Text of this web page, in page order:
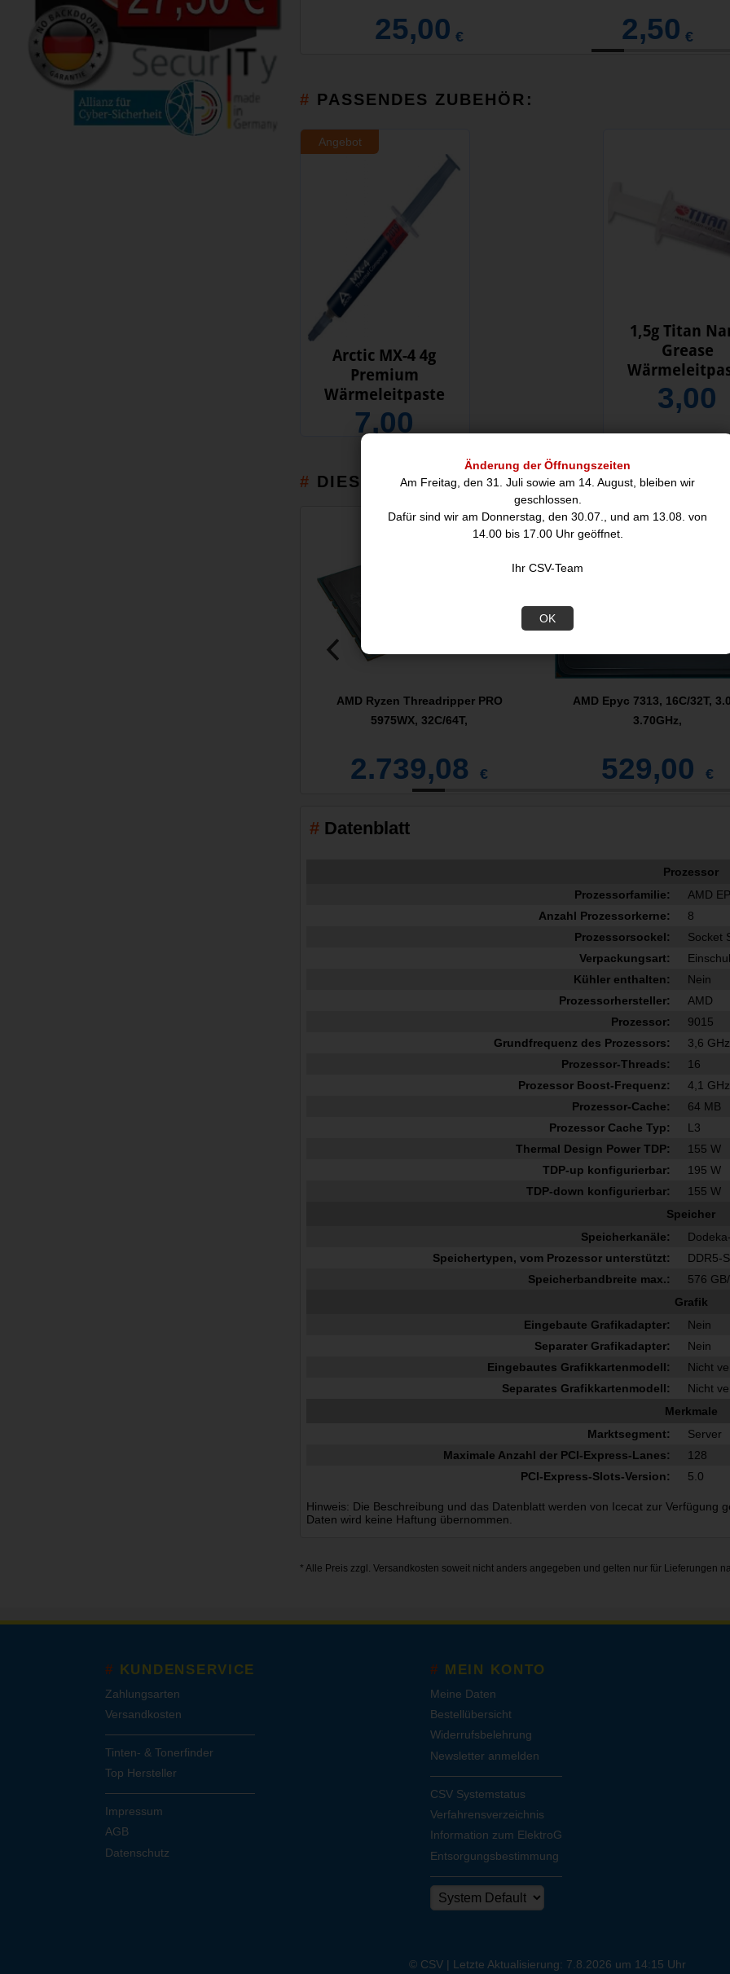
Änderung der Öffnungszeiten
Am Freitag, den 31. Juli sowie am 14. August, bleiben wir
geschlossen.
Dafür sind wir am Donnerstag, den 30.07., und am 13.08. von
14.00 bis 17.00 Uhr geöffnet.
Ihr CSV-Team
OK
25,00 € 2,50 €
PASSENDES ZUBEHÖR:
Angebot
Arctic MX-4 4g
Premium
Wärmeleitpaste
7,00
1,5g Titan
Grease
3,00
DIESE ARTIKEL KÖNNTEN SIE AUCH
AMD Ryzen Threadripper PRO
5975WX, 32C/64T,
2.739,08 €
Angebot
AMD Epyc 7313, 16C/32T,
3.70GHz,
529,00 €
Datenblatt
Prozessor
Prozessorfamilie:
AMD
Anzahl Prozessorkerne:
8
Prozessorsockel:
Socket
Verpackungsart:
Kühler enthalten:
Nein
Prozessorhersteller:
AMD
Prozessor:
9015
Grundfrequenz des Prozessors:
3,6 GHz
Prozessor-Threads:
16
Prozessor Boost-Frequenz:
4,1 GHz
Prozessor-Cache:
64 MB
Prozessor Cache Typ:
L3
Thermal Design Power TDP:
155 W
TDP-up konfigurierbar:
195 W
TDP-down konfigurierbar:
155 W
Speicher
Speicherkanäle:
Speichertypen, vom Prozessor unterstützt:
DDR5-
Speicherbandbreite max.:
576
Grafik
Eingebaute Grafikadapter:
Nein
Separater Grafikadapter:
Nein
Eingebautes Grafikkartenmodell:
Nicht
Separates Grafikkartenmodell:
Nicht
Merkmale
Marktsegment:
Server
Maximale Anzahl der PCI-Express-Lanes:
128
PCI-Express-Slots-Version:
5.0
Hinweis: Die Beschreibung und das Datenblatt werden von Icecat zur Verfügung
Daten wird keine Haftung übernommen.
* Alle Preis zzgl.Versandkosten soweit nicht anders angegeben und gelten nur für Lieferungen
KUNDENSERVICE
Zahlungsarten
Versandkosten
Tinten- & Tonerfinder
Top Hersteller
Impressum
AGB
Datenschutz
MEIN KONTO
Meine Daten
Bestellübersicht
Widerrufsbelehrung
Newsletter anmelden
CSV Systemstatus
Verfahrensverzeichnis
Information zum ElektroG
Entsorgungsbestimmung
© CSV | Letzte Aktualisierung: 7.8.2026 um 14:15 Uhr